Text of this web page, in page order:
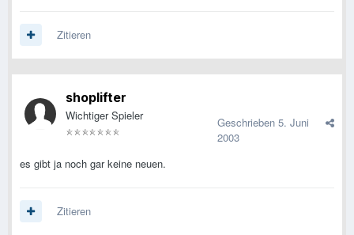
Zitieren
shoplifter
Wichtiger Spieler Geschrieben 5. Juni
2003
es gibt ja noch gar keine neuen.
Zitieren